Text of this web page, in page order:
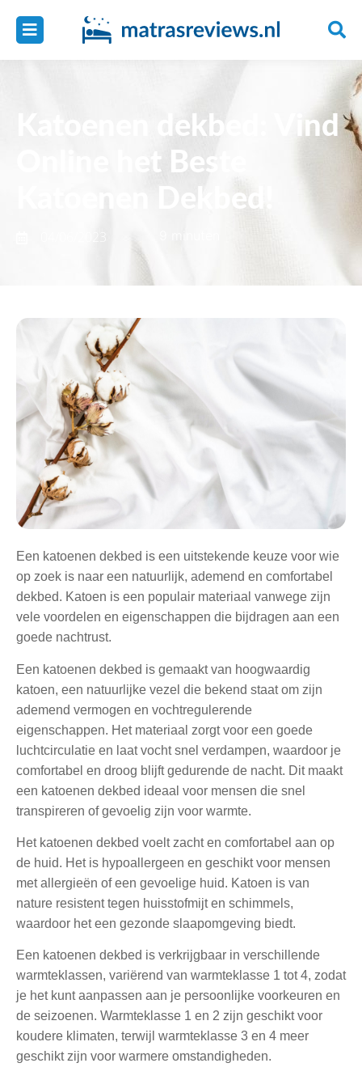
Katoenen dekbed: Vind
Online het Beste
Katoenen Dekbed!
Een katoenen dekbed is een uitstekende keuze voor wie
op zoek is naar een natuurlijk, ademend en comfortabel
dekbed. Katoen is een populair materiaal vanwege zijn
vele voordelen en eigenschappen die bijdragen aan een
goede nachtrust.
Een katoenen dekbed is gemaakt van hoogwaardig
katoen, een natuurlijke vezel die bekend staat om zijn
ademend vermogen en vochtregulerende
eigenschappen. Het materiaal zorgt voor een goede
luchtcirculatie en laat vocht snel verdampen, waardoor je
comfortabel en droog blijft gedurende de nacht. Dit maakt
een katoenen dekbed ideaal voor mensen die snel
transpireren of gevoelig zijn voor warmte.
Het katoenen dekbed voelt zacht en comfortabel aan op
de huid. Het is hypoallergeen en geschikt voor mensen
met allergieën of een gevoelige huid. Katoen is van
nature resistent tegen huisstofmijt en schimmels,
waardoor het een gezonde slaapomgeving biedt.
Een katoenen dekbed is verkrijgbaar in verschillende
warmteklassen, variërend van warmteklasse 1 tot 4, zodat
je het kunt aanpassen aan je persoonlijke voorkeuren en
de seizoenen. Warmteklasse 1 en 2 zijn geschikt voor
koudere klimaten, terwijl warmteklasse 3 en 4 meer
geschikt zijn voor warmere omstandigheden.